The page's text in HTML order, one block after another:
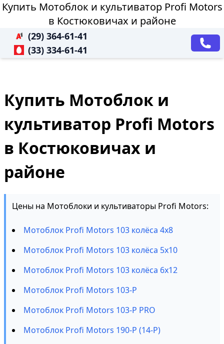
Купить Мотоблок и культиватор Profi Motors
в Костюковичах и районе
(29) 364-61-41
(33) 334-61-41
Купить Мотоблок и
культиватор Profi Motors
в Костюковичах и
районе
Цены на Мотоблоки и культиваторы Profi Motors:
Мотоблок Profi Motors 103 колёса 4х8
Мотоблок Profi Motors 103 колёса 5х10
Мотоблок Profi Motors 103 колёса 6х12
Мотоблок Profi Motors 103-P
Мотоблок Profi Motors 103-P PRO
Мотоблок Profi Motors 190-P (14-P)